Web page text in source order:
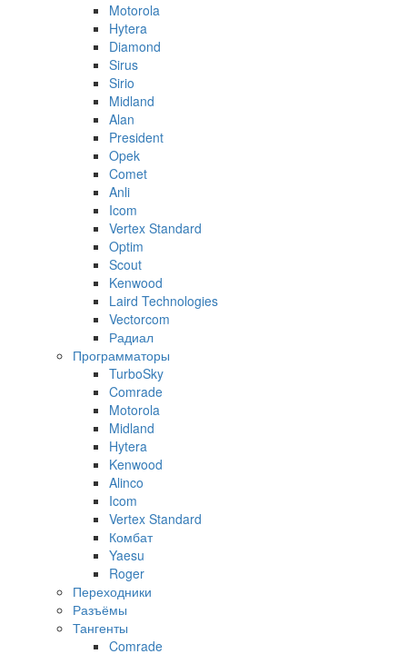
Motorola
Hytera
Diamond
Sirus
Sirio
Midland
Alan
President
Opek
Comet
Anli
Icom
Vertex Standard
Optim
Scout
Kenwood
Laird Technologies
Vectorcom
Радиал
Программаторы
TurboSky
Comrade
Motorola
Midland
Hytera
Kenwood
Alinco
Icom
Vertex Standard
Комбат
Yaesu
Roger
Переходники
Разъёмы
Тангенты
Comrade